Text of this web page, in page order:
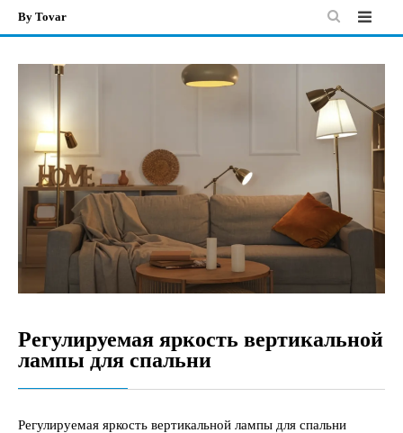
Skip
content
By Tovar
Регулируемая яркость вертикальной
лампы для спальни
Регулируемая яркость вертикальной лампы для спальни